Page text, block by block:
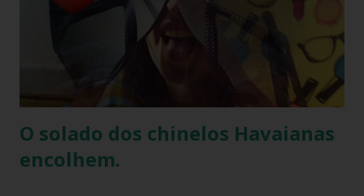
dos anos, criando coleções limitadas e edições especiais de
seus produtos. Amplamente conhecida por seus esforços
de responsabilidade social e ambiental, a havaianas
implementa práticas sustentáveis em sua p...
O solado dos chinelos Havaianas
encolhem.